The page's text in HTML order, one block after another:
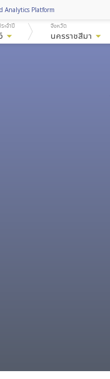
Analytics Platform
ะจำปี
arrow_drop_down
จังหวัด
นครราชสีมา arrow_drop_down